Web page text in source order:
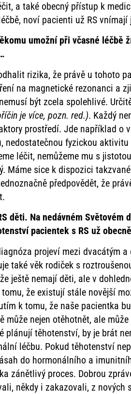
a také obecný přístup k
noví pacienti už RS vnímají
umožní při včasné
rizika, že právě u tohoto
na magnetické rezonanci a
být zcela spolehlivé.
je více, pozn. red.). Každý
prostředí. Jde například
nedostatečnou fyzickou
léčit, nemůžeme mu s
Máme sice k dispozici
předpovědět, že
děti. Na nedávném
pacientek s RS už
projeví mezi dvacátým
také věk rodiček s
ještě nemají děti, ale v
že existují stále novější
k tomu, že naše pacientka
může nejen otěhotnět, ale
plánují těhotenství, by je brát
léčbu. Pokud těhotenství
do hormonálního a
zánětlivý proces. Dobrou
někdy i zakazovali, z